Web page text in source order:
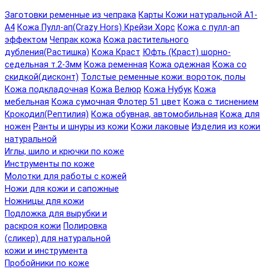
Заготовки ременные из чепрака Карты Кожи натуральной А1-
А4 Кожа Пулл-ап(Crazy Hors) Крейзи Хорс Кожа с пулл-ап
эффектом Чепрак кожа Кожа растительного
дубления(Растишка) Кожа Краст Юфть (Краст) шорно-
седельная т.2-3мм Кожа ременная Кожа одежная Кожа со
скидкой(дисконт) Толстые ременные кожи: вороток, полы
Кожа подкладочная Кожа Велюр Кожа Нубук Кожа
мебельная Кожа сумочная Флотер 51 цвет Кожа с тиснением
Крокодил(Рептилия) Кожа обувная, автомобильная Кожа для
ножен Ранты и шнуры из кожи Кожи лаковые Изделия из кожи
натуральной
Иглы, шило и крючки по коже
Инструменты по коже
Молотки для работы с кожей
Ножи для кожи и сапожные
Ножницы для кожи
Подложка для вырубки и
раскроя кожи Полировка
(сликер) для натуральной
кожи и инструмента
Пробойники по коже